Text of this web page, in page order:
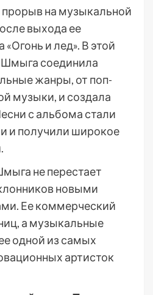
на музыкальной
выхода ее
и лед». В этой
Шмыга соединила
жанры, от поп-
музыки, и создала
с альбома стали
и получили широкое
не перестает
новыми
Ее коммерческий
а музыкальные
одной из самых
артисток